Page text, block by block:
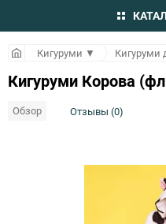
Кигуруми ▼ Кигуруми
Кигуруми Корова
Обзор Отзывы (0)